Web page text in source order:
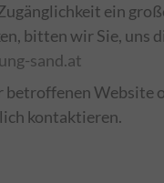
ein
bitten wir Sie, uns
sand.at
betroffenen
kontaktieren.